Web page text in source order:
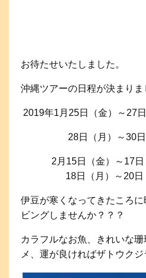
お待たせいたしました。
沖縄ツアーの日程が決まりま
2019年1月25日（金）～27日
28日（月）～30日（
2月15日（金）～17日
18日（月）～20日（
伊豆が寒くなってきたころ
ビングしませんか？？？
カラフルなお魚、きれいな
メ、運が良ければザトウクジ